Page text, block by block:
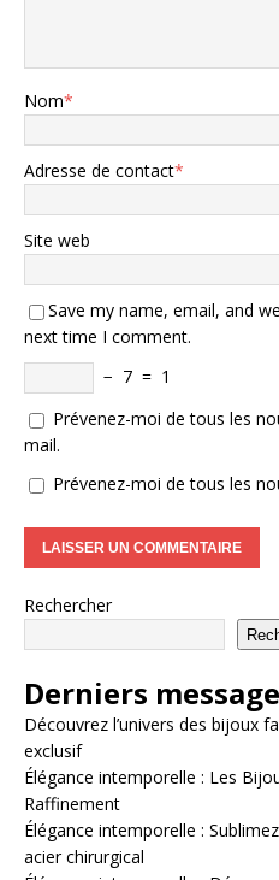
Nom*
Adresse de contact*
Site web
Save my name, email, and
next time I comment.
− 7 = 1
Prévenez-moi de tous les
mail.
Prévenez-moi de tous les
Rechercher
Derniers
Découvrez l’univers des bijoux
exclusif
Élégance intemporelle : Les
Raffinement
Élégance intemporelle :
acier chirurgical